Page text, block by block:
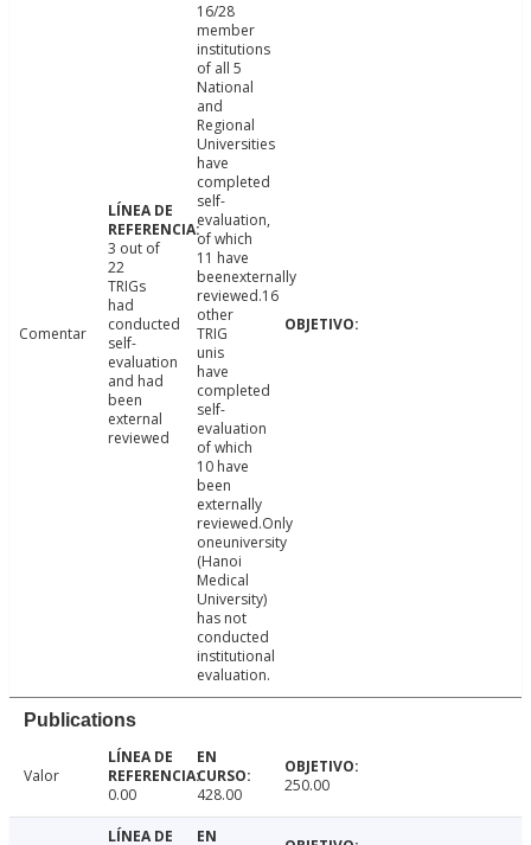
Comentar
3 out of
22
TRIGs
had
conducted
self-
evaluation
and had
been
external
reviewed
16/28
member
institutions
of all 5
National
and
Regional
Universities
have
completed
self-
evaluation,
of which
11 have
beenexternally
reviewed.16
other
TRIG
unis
have
completed
self-
evaluation
of which
10 have
been
externally
reviewed.Only
oneuniversity
(Hanoi
Medical
University)
has not
conducted
institutional
evaluation.
Publications
Valor
0.00
428.00 250.00